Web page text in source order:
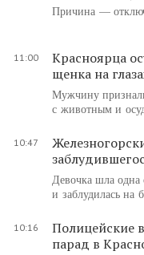
Причина —
11:00
Красноярца
щенка на
Мужчину
с животным и
10:47
Девочка шла одна
и заблудилась на
10:16
Полицейские
парад в